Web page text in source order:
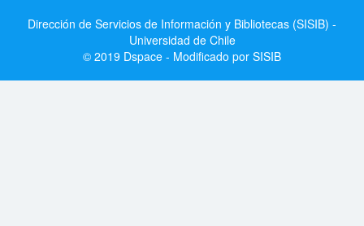
Dirección de Servicios de Información y Bibliotecas (SISIB) -
Universidad de Chile
© 2019 Dspace - Modificado por SISIB